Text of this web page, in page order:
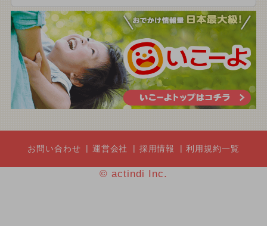
お問い合わせ 運営会社 採用情報 利用規約一覧
© actindi Inc.